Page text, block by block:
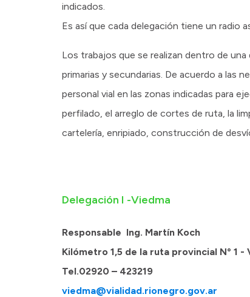
indicados.
Es así que cada delegación tiene un radio
Los trabajos que se realizan dentro de
primarias y secundarias. De acuerdo a las
personal vial en las zonas indicadas para
perfilado, el arreglo de cortes de ruta, la
cartelería, enripiado, construcción de
Delegación I -Viedma
Responsable Ing. Martín Koch
Kilómetro 1,5 de la ruta provincial Nº 1 -
Tel.02920 – 423219
viedma@vialidad.rionegro.gov.ar